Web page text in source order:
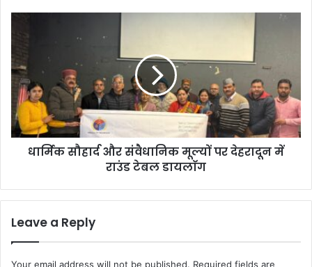
य
क
र्मि
यों
को
दी
र्ष
0
सौ
हा
औ
र
सं
ल्यों
प
धार्मिक सौहार्द और संवैधानिक मूल्यों पर देहरादून में
राउंड टेबल डायलाॅग
Leave a Reply
Your email address will not be published. Required fields are